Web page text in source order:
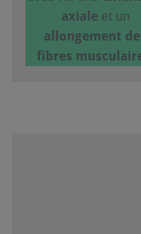
axialeet un
allongement
fibres